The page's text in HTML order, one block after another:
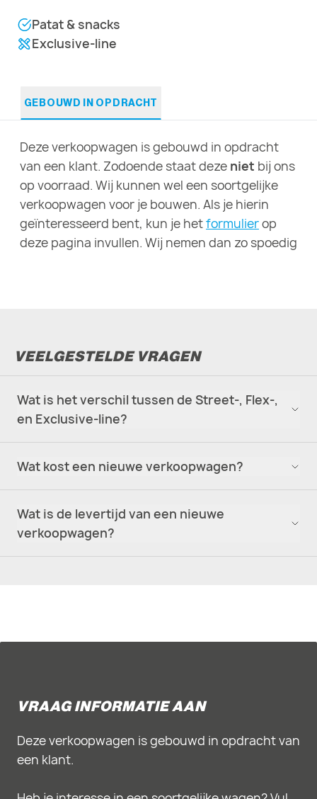
Patat & snacks
Exclusive-line
GEBOUWD IN OPDRACHT
Deze verkoopwagen is gebouwd in opdracht
van een klant. Zodoende staat deze niet bij ons
op voorraad. Wij kunnen wel een soortgelijke
verkoopwagen voor je bouwen. Als je hierin
geïnteresseerd bent, kun je hetformulierop
deze pagina invullen. Wij nemen dan zo spoedig
VEELGESTELDE VRAGEN
Wat is het verschil tussen de Street-, Flex-,
en Exclusive-line?
Wat kost een nieuwe verkoopwagen?
Wat is de levertijd van een nieuwe
verkoopwagen?
VRAAG INFORMATIE AAN
Deze verkoopwagen is gebouwd in opdracht van
een klant.